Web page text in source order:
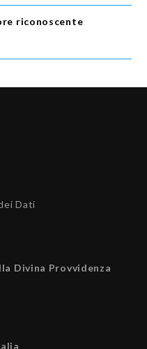
riconoscente
Dati
Divina Provvidenza